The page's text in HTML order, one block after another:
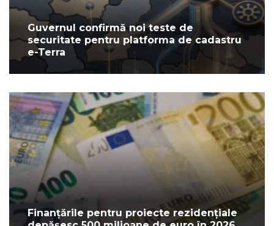
Guvernul confirmă noi teste de
securitate pentru platforma de cadastru
e-Terra
Finanțările pentru proiecte rezidențiale